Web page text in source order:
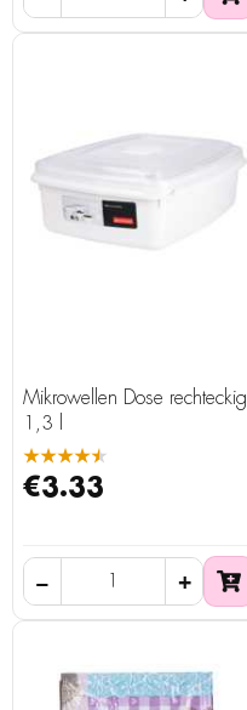
Mikrowellen Dose rechteckig,
1,3 l
★★★★★
€3.33